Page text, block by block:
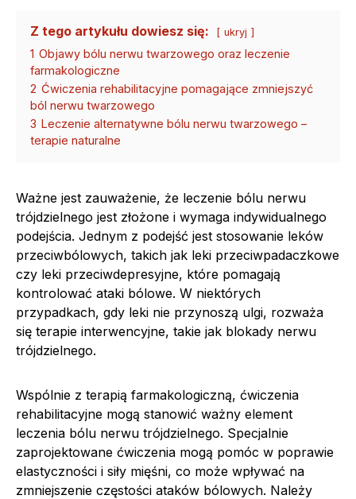
Z tego artykułu dowiesz się: ukryj
1 Objawy bólu nerwu twarzowego oraz leczenie
farmakologiczne
2 Ćwiczenia rehabilitacyjne pomagające zmniejszyć
ból nerwu twarzowego
3 Leczenie alternatywne bólu nerwu twarzowego –
terapie naturalne
Ważne jest zauważenie, że leczenie bólu nerwu
trójdzielnego jest złożone i wymaga indywidualnego
podejścia. Jednym z podejść jest stosowanie leków
przeciwbólowych, takich jak leki przeciwpadaczkowe
czy leki przeciwdepresyjne, które pomagają
kontrolować ataki bólowe. W niektórych
przypadkach, gdy leki nie przynoszą ulgi, rozważa
się terapie interwencyjne, takie jak blokady nerwu
trójdzielnego.
Wspólnie z terapią farmakologiczną, ćwiczenia
rehabilitacyjne mogą stanowić ważny element
leczenia bólu nerwu trójdzielnego. Specjalnie
zaprojektowane ćwiczenia mogą pomóc w poprawie
elastyczności i siły mięśni, co może wpływać na
zmniejszenie częstości ataków bólowych. Należy